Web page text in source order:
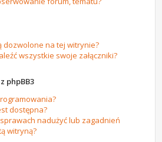
dozwolone na tej witrynie?
wszystkie swoje załączniki?
phpBB3
dostępna?
nadużyć lub zagadnień
witryną?